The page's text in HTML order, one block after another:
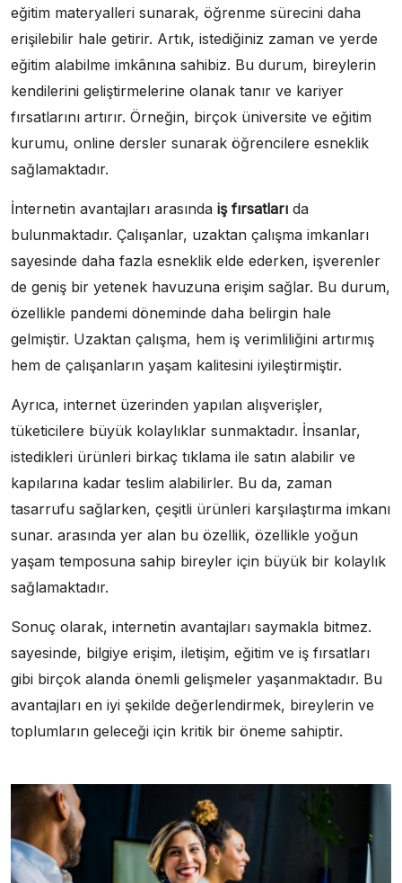
eğitim materyalleri sunarak, öğrenme sürecini daha
erişilebilir hale getirir. Artık, istediğiniz zaman ve yerde
eğitim alabilme imkânına sahibiz. Bu durum, bireylerin
kendilerini geliştirmelerine olanak tanır ve kariyer
fırsatlarını artırır. Örneğin, birçok üniversite ve eğitim
kurumu, online dersler sunarak öğrencilere esneklik
sağlamaktadır.
İnternetin avantajları arasında iş fırsatları da
bulunmaktadır. Çalışanlar, uzaktan çalışma imkanları
sayesinde daha fazla esneklik elde ederken, işverenler
de geniş bir yetenek havuzuna erişim sağlar. Bu durum,
özellikle pandemi döneminde daha belirgin hale
gelmiştir. Uzaktan çalışma, hem iş verimliliğini artırmış
hem de çalışanların yaşam kalitesini iyileştirmiştir.
Ayrıca, internet üzerinden yapılan alışverişler,
tüketicilere büyük kolaylıklar sunmaktadır. İnsanlar,
istedikleri ürünleri birkaç tıklama ile satın alabilir ve
kapılarına kadar teslim alabilirler. Bu da, zaman
tasarrufu sağlarken, çeşitli ürünleri karşılaştırma imkanı
sunar. arasında yer alan bu özellik, özellikle yoğun
yaşam temposuna sahip bireyler için büyük bir kolaylık
sağlamaktadır.
Sonuç olarak, internetin avantajları saymakla bitmez.
sayesinde, bilgiye erişim, iletişim, eğitim ve iş fırsatları
gibi birçok alanda önemli gelişmeler yaşanmaktadır. Bu
avantajları en iyi şekilde değerlendirmek, bireylerin ve
toplumların geleceği için kritik bir öneme sahiptir.